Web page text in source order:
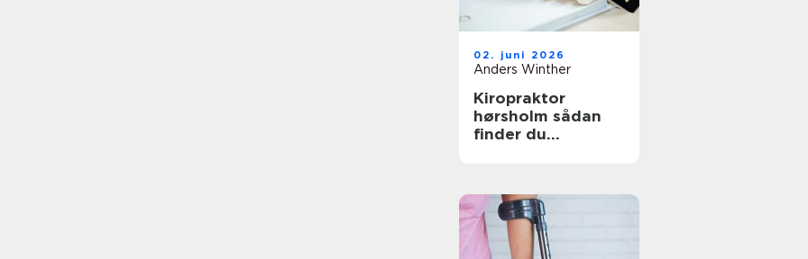
02. juni 2026
Anders Winther
Kiropraktor
hørsholm sådan
finder du